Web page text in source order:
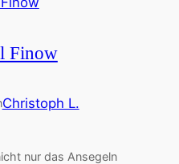
Finow
Christoph L.
nur das Ansegeln